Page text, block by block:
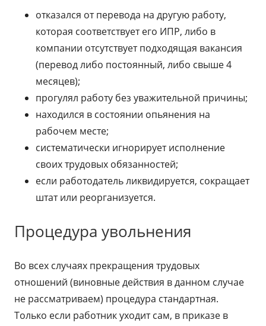
отказался от перевода на другую работу,
которая соответствует его ИПР, либо в
компании отсутствует подходящая вакансия
(перевод либо постоянный, либо свыше 4
месяцев);
прогулял работу без уважительной причины;
находился в состоянии опьянения на
рабочем месте;
систематически игнорирует исполнение
своих трудовых обязанностей;
если работодатель ликвидируется, сокращает
штат или реорганизуется.
Процедура увольнения
Во всех случаях прекращения трудовых
отношений (виновные действия в данном случае
не рассматриваем) процедура стандартная.
Только если работник уходит сам, в приказе в